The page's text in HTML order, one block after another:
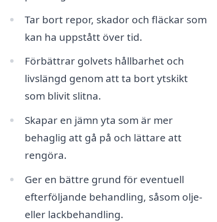
Tar bort repor, skador och fläckar som
kan ha uppstått över tid.
Förbättrar golvets hållbarhet och
livslängd genom att ta bort ytskikt
som blivit slitna.
Skapar en jämn yta som är mer
behaglig att gå på och lättare att
rengöra.
Ger en bättre grund för eventuell
efterföljande behandling, såsom olje-
eller lackbehandling.